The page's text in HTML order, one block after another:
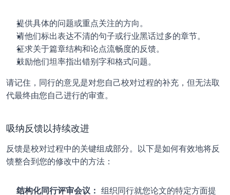
提供具体的问题或重点关注的方向。
请他们标出表达不清的句子或行业黑话过多的章节。
征求关于篇章结构和论点流畅度的反馈。
鼓励他们坦率指出错别字和格式问题。
请记住，同行的意见是对您自己校对过程的补充，但无法取
代最终由您自己进行的审查。
吸纳反馈以持续改进
反馈是校对过程中的关键组成部分。以下是如何有效地将反
馈整合到您的修改中的方法：
结构化同行评审会议： 组织同行就您论文的特定方面提